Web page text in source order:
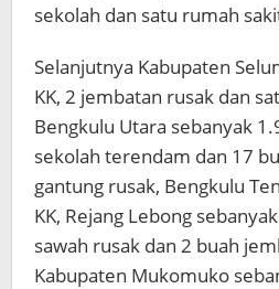
sekolah dan satu rumah
Selanjutnya Kabupaten
KK, 2 jembatan rusak dan
Bengkulu Utara sebanyak
sekolah terendam dan 17
gantung rusak, Bengkulu
KK, Rejang Lebong
sawah rusak dan 2 buah
Kabupaten Mukomuko